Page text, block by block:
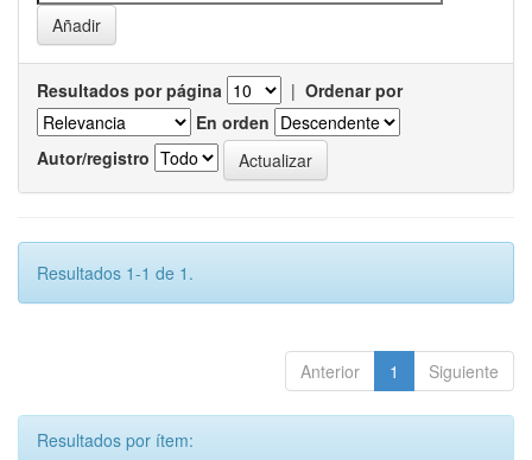
Resultados por página | Ordenar por
En orden
Autor/registro
Resultados 1-1 de 1.
Anterior 1 Siguiente
Resultados por ítem: